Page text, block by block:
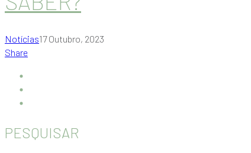
Notícias17 Outubro, 2023
Share
PESQUISAR